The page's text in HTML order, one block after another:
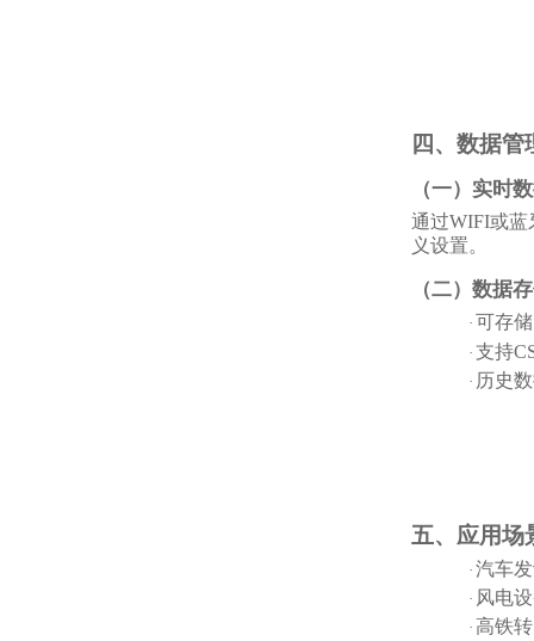
四、数据管
（一）实时
通过WIFI或蓝
义设置。
（二）数据
· 可存储
· 支持
· 历史
五、应用场
· 汽车
· 风电
· 高铁